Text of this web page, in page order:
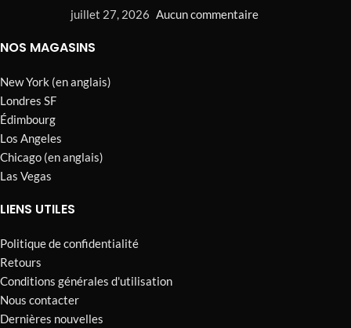
juillet 27, 2026 Aucun commentaire
NOS MAGASINS
New York (en anglais)
Londres SF
Édimbourg
Los Angeles
Chicago (en anglais)
Las Vegas
LIENS UTILES
Politique de confidentialité
Retours
Conditions générales d'utilisation
Nous contacter
Dernières nouvelles